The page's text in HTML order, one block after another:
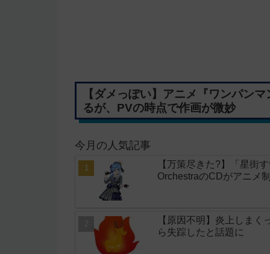
【ダメっぽい】アニメ『ワンパン
るが、PVの時点で作画が微妙
今月の人気記事
【万策尽きた?】「星街
OrchestraのCDがアニメ
【原因不明】炎上しま
ら失踪したと話題に